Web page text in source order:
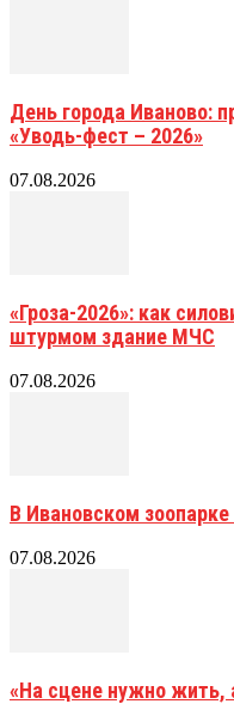
День города Иваново:
«Уводь-фест – 2026»
07.08.2026
«Гроза-2026»: как
штурмом здание МЧС
07.08.2026
В Ивановском
07.08.2026
«На сцене нужно жить,